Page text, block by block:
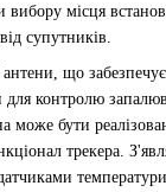
місця
супутників.
що
контролю
може бути
трекера.